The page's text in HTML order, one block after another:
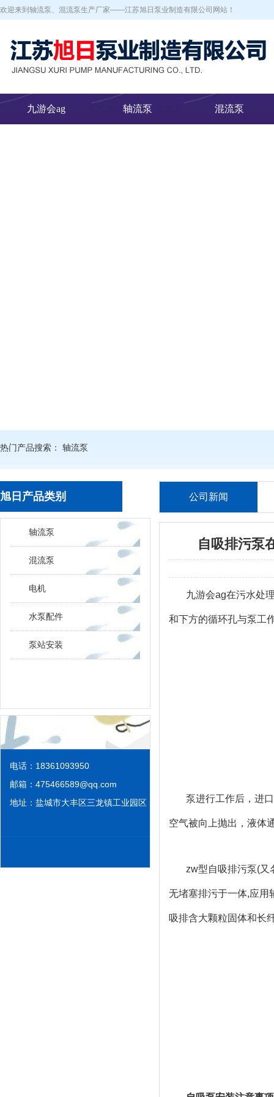
欢迎来到轴流泵、混流泵生产厂家——江苏旭日泵业制造有限公司网站！
九游会ag 轴流泵 混流泵
热门产品搜索： 轴流泵
旭日产品类别
轴流泵
混流泵
电机
水泵配件
泵站安装
电话：18361093950
邮箱： 475466589@qq.com
地址：盐城市大丰区三龙镇工业园区
公司新闻
自吸排污泵
九游会ag在污水处
和下方的循环孔与泵工
泵进行工作后，进
空气被向上抛出，液体
zw型自吸排污泵(又
无堵塞排污于一体,应用
吸排含大颗粒固体和长